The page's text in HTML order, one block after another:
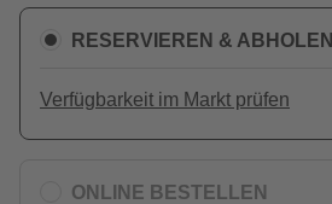
RESERVIEREN & ABHOLEN
Verfügbarkeit im Markt prüfen
ONLINE BESTELLEN